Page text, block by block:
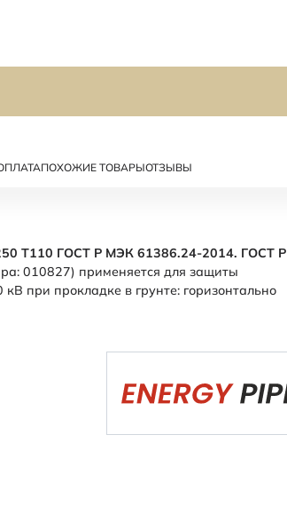
ПОХОЖИЕ ТОВАРЫОТЗЫВЫ
Т110 ГОСТ Р МЭК 61386.24-2014. ГОСТ Р
010827) применяется для защиты
при прокладке в грунте: горизонтально